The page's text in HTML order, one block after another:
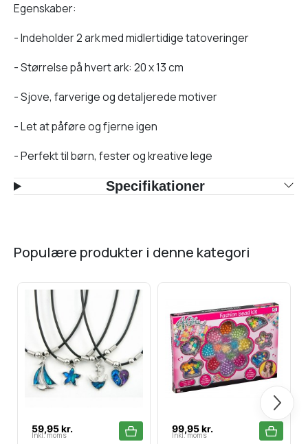
Egenskaber:
- Indeholder 2 ark med midlertidige tatoveringer
- Størrelse på hvert ark: 20 x 13 cm
- Sjove, farverige og detaljerede motiver
- Let at påføre og fjerne igen
- Perfekt til børn, fester og kreative lege
Specifikationer
populære produkter i denne kategori
Næste
59,95 kr.
Inkl. moms
99,95 kr.
Inkl. moms